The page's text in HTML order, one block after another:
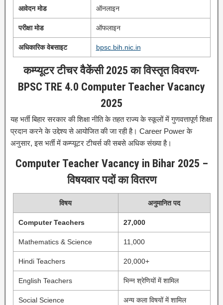
आवेदन मोड ऑनलाइन
परीक्षा मोड ऑफलाइन
अधिकारिक वेबसाइट bpsc.bih.nic.in
कम्प्यूटर टीचर वैकेंसी 2025 का विस्तृत विवरण-
BPSC TRE 4.0 Computer Teacher Vacancy
2025
यह भर्ती बिहार सरकार की शिक्षा नीति के तहत राज्य के स्कूलों में गुणवत्तापूर्ण शिक्षा
प्रदान करने के उद्देश्य से आयोजित की जा रही है। Career Power के
अनुसार, इस भर्ती में कम्प्यूटर टीचर्स की सबसे अधिक संख्या है।
Computer Teacher Vacancy in Bihar 2025 –
विषयवार पदों का वितरण
विषय अनुमानित पद
Computer Teachers 27,000
Mathematics & Science 11,000
Hindi Teachers 20,000+
English Teachers भिन्न श्रेणियों में शामिल
Social Science अन्य कला विषयों में शामिल